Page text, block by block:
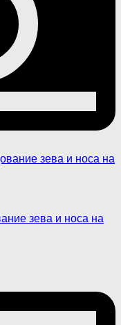
зева и носа на